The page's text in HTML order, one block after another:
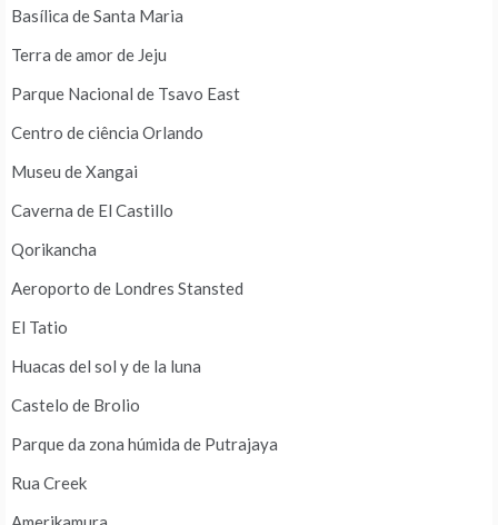
Basílica de Santa Maria
Terra de amor de Jeju
Parque Nacional de Tsavo East
Centro de ciência Orlando
Museu de Xangai
Caverna de El Castillo
Qorikancha
Aeroporto de Londres Stansted
El Tatio
Huacas del sol y de la luna
Castelo de Brolio
Parque da zona húmida de Putrajaya
Rua Creek